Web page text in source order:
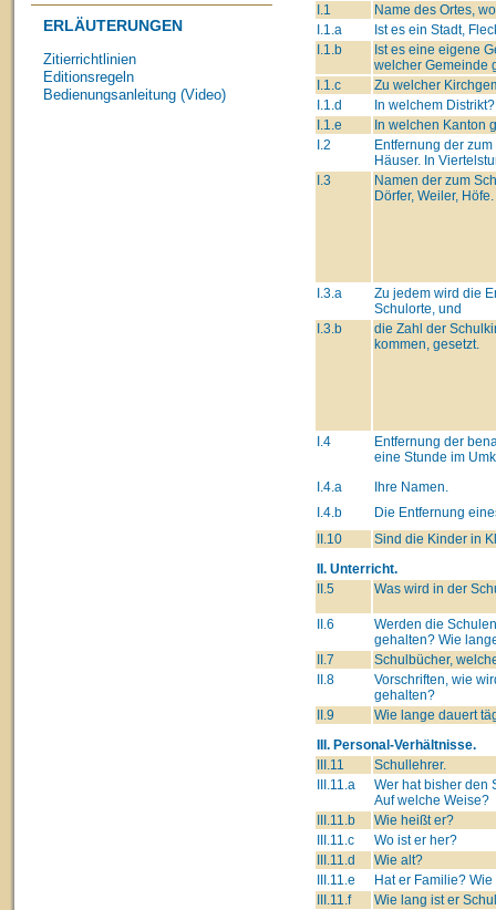
ERLÄUTERUNGEN
Zitierrichtlinien
Editionsregeln
Bedienungsanleitung (Video)
I.1
Name des Ortes,
I.1.a
Ist es ein Stadt,
I.1.b
Ist es eine eigene
welcher Gemeinde
I.1.c
Zu welcher
I.1.d
In welchem Distrikt?
I.1.e
In welchen Kanton
I.2
Entfernung der
Häuser. In
I.3
Namen der zum
Dörfer, Weiler, Höfe.
I.3.a
Zu jedem wird die
Schulorte, und
I.3.b
die Zahl der
kommen, gesetzt.
I.4
Entfernung der
eine Stunde im
I.4.a
Ihre Namen.
I.4.b
Die Entfernung
II.10
Sind die Kinder in
II. Unterricht.
II.5
Was wird in der
II.6
Werden die
gehalten? Wie
II.7
Schulbücher,
II.8
Vorschriften, wie
gehalten?
II.9
Wie lange dauert
III. Personal-Verhältnisse.
III.11
Schullehrer.
III.11.a
Wer hat bisher den
Auf welche Weise?
III.11.b
Wie heißt er?
III.11.c
Wo ist er her?
III.11.d
Wie alt?
III.11.e
Hat er Familie?
III.11.f
Wie lang ist er